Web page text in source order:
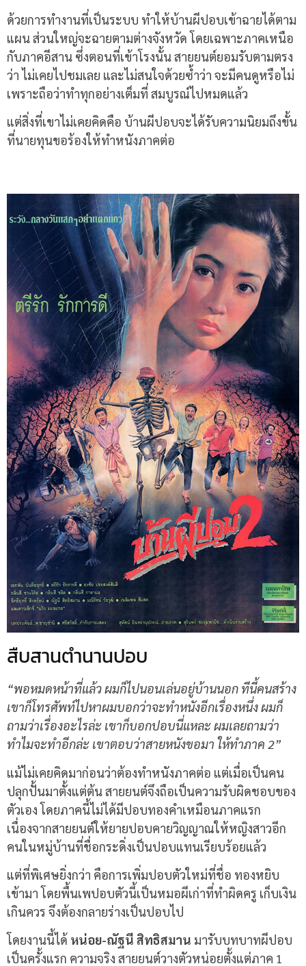
ด้วยการทำงานที่เป็นระบบ ทำให้บ้านผีปอบเข้าฉายได้ตาม
แผน ส่วนใหญ่จะฉายตามต่างจังหวัด โดยเฉพาะภาคเหนือ
กับภาคอีสาน ซึ่งตอนที่เข้าโรงนั้น สายยนต์ยอมรับตามตรง
ว่า ไม่เคยไปชมเลย และไม่สนใจด้วยซ้ำว่า จะมีคนดูหรือไม่
เพราะถือว่าทำทุกอย่างเต็มที่ สมบูรณ์ไปหมดแล้ว
แต่สิ่งที่เขาไม่เคยคิดคือ บ้านผีปอบจะได้รับความนิยมถึงขั้น
ที่นายทุนขอร้องให้ทำหนังภาคต่อ
สืบสานตำนานปอบ
“พอหมดหน้าที่แล้ว ผมก็ไปนอนเล่นอยู่บ้านนอก ทีนี้คนสร้าง
เขาก็โทรศัพท์ไปหาผมบอกว่าจะทำหนังอีกเรื่องหนึ่ง ผมก็
ถามว่าเรื่องอะไรล่ะ เขาก็บอกปอบนี่แหละ ผมเลยถามว่า
ทำไมจะทำอีกล่ะ เขาตอบว่าสายหนังขอมา ให้ทำภาค 2”
แม้ไม่เคยคิดมาก่อนว่าต้องทำหนังภาคต่อ แต่เมื่อเป็นคน
ปลุกปั้นมาตั้งแต่ต้น สายยนต์จึงถือเป็นความรับผิดชอบของ
ตัวเอง โดยภาคนี้ไม่ได้มีปอบทองคำเหมือนภาคแรก
เนื่องจากสายยนต์ให้ยายปอบคายวิญญาณให้หญิงสาวอีก
คนในหมู่บ้านที่ชื่อกระดิ่งเป็นปอบแทนเรียบร้อยแล้ว
แต่ที่พิเศษยิ่งกว่า คือการเพิ่มปอบตัวใหม่ที่ชื่อ ทองหยิบ
เข้ามา โดยพื้นเพปอบตัวนี้เป็นหมอผีเก่าที่ทำผิดครู เก็บเงิน
เกินควร จึงต้องกลายร่างเป็นปอบไป
โดยงานนี้ได้ หน่อย-ณัฐนี สิทธิสมาน มารับบทบาทผีปอบ
เป็นครั้งแรก ความจริง สายยนต์วางตัวหน่อยตั้งแต่ภาค 1